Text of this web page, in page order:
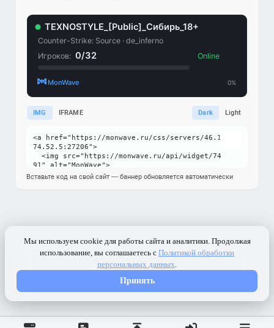
IMG IFRAME Dark Light
Вставьте код на свой сайт — баннер обновляется автоматически